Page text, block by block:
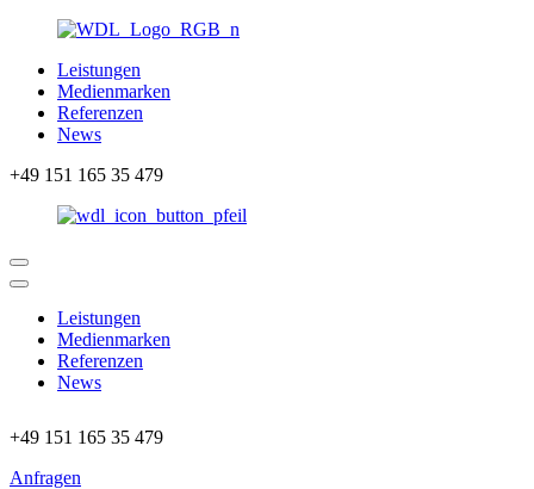
Leistungen
Medienmarken
Referenzen
News
+49 151 165 35 479
Leistungen
Medienmarken
Referenzen
News
+49 151 165 35 479
Anfragen